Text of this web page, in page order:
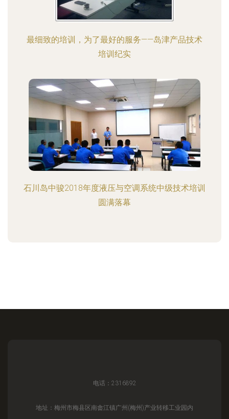
最细致的培训，为了最好的服务——岛津产品技术
培训纪实
石川岛中骏2018年度液压与空调系统中级技术培训
圆满落幕
电话：2316892
地址：梅州市梅县区南畲江镇广州(梅州)产业转移工业园内